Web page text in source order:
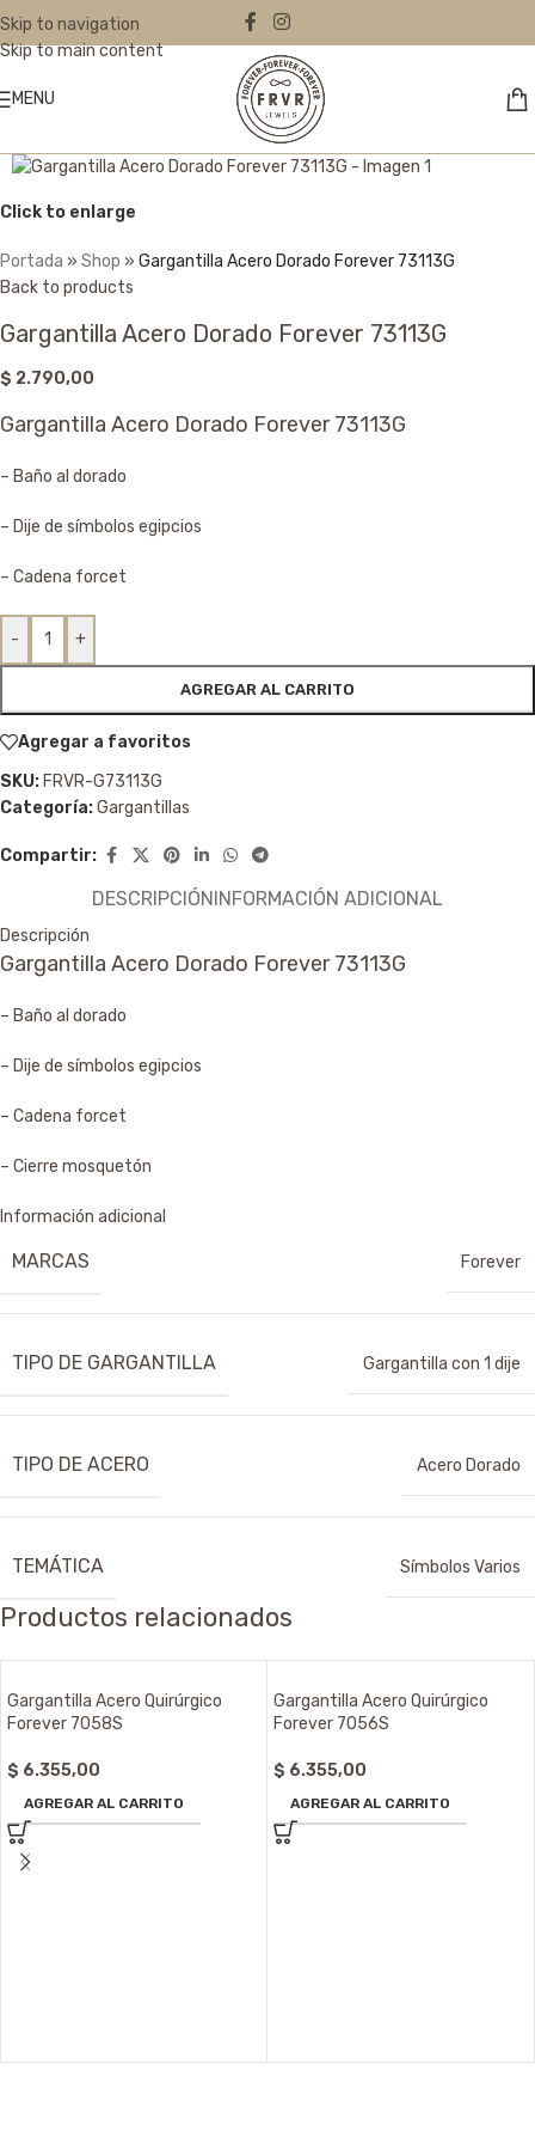
Skip to navigation
Skip to main content
MENU
Click to enlarge
Portada » Shop » Gargantilla Acero Dorado Forever 73113G
Back to products
Gargantilla Acero Dorado Forever 73113G
$ 2.790,00
Gargantilla Acero Dorado Forever 73113G
– Baño al dorado
– Dije de símbolos egipcios
– Cadena forcet
- +
AGREGAR AL CARRITO
Agregar a favoritos
SKU: FRVR-G73113G
Categoría:Gargantillas
Compartir:
DESCRIPCIÓNINFORMACIÓN ADICIONAL
Descripción
Gargantilla Acero Dorado Forever 73113G
– Baño al dorado
– Dije de símbolos egipcios
– Cadena forcet
– Cierre mosquetón
Información adicional
MARCAS Forever
TIPO DE GARGANTILLA Gargantilla con 1 dije
TIPO DE ACERO Acero Dorado
TEMÁTICA Símbolos Varios
Productos relacionados
Gargantilla Acero Quirúrgico
Forever 7058S
$ 6.355,00
AGREGAR AL CARRITO
Gargantilla Acero Quirúrgico
Forever 7056S
$ 6.355,00
AGREGAR AL CARRITO